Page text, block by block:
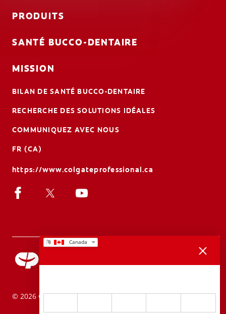
PRODUITS
SANTÉ BUCCO-DENTAIRE
MISSION
BILAN DE SANTÉ BUCCO-DENTAIRE
RECHERCHE DES SOLUTIONS IDÉALES
COMMUNIQUEZ AVEC NOUS
FR (CA)
https://www.colgateprofessional.ca
© 2026 Colgate-Palmolive Company. Tous droits réservés.